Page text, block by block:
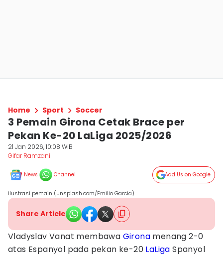
Home Sport Soccer
3 Pemain Girona Cetak Brace per
Pekan Ke-20 LaLiga 2025/2026
21 Jan 2026, 10:08 WIB
Gifar Ramzani
News Channel Add Us on Google
ilustrasi pemain (unsplash.com/Emilio Garcia)
Share Article
Vladyslav Vanat membawa Girona menang 2-0
atas Espanyol pada pekan ke-20 LaLiga Spanyol